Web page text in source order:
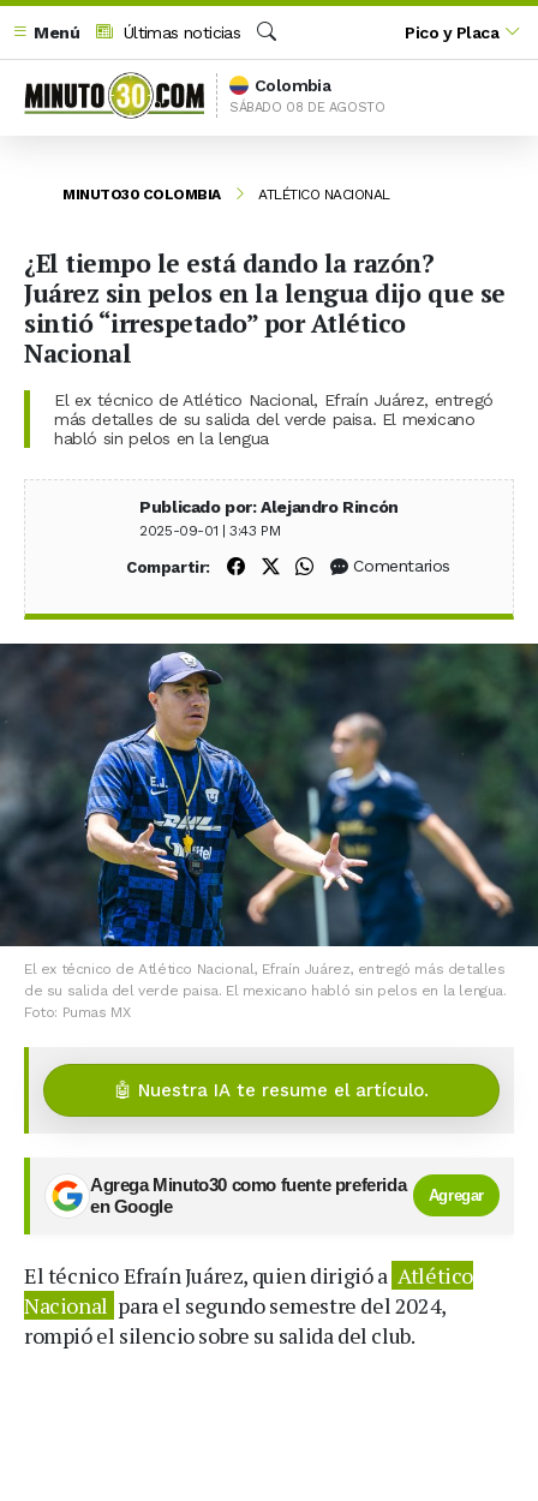
Menú
Últimas noticias
Buscar
Pico y Placa
Colombia
SÁBADO 08 DE AGOSTO
MINUTO30 COLOMBIA ATLÉTICO NACIONAL
¿El tiempo le está dando la razón?
Juárez sin pelos en la lengua dijo que se
sintió “irrespetado” por Atlético
Nacional
El ex técnico de Atlético Nacional, Efraín Juárez, entregó
más detalles de su salida del verde paisa. El mexicano
habló sin pelos en la lengua
Publicado por: Alejandro Rincón
2025-09-01 | 3:43 PM
Compartir: Compartir en Facebook
Compartir en X (Twitter)
Compartir en WhatsApp
Comentarios
El ex técnico de Atlético Nacional, Efraín Juárez, entregó más detalles
de su salida del verde paisa. El mexicano habló sin pelos en la lengua.
Foto: Pumas MX
🤖 Nuestra IA te resume el artículo.
Agrega Minuto30 como fuente preferida
en Google
Agregar
El técnico Efraín Juárez, quien dirigió a Atlético
Nacional para el segundo semestre del 2024,
rompió el silencio sobre su salida del club.